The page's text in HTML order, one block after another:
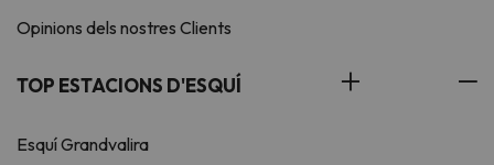
Opinions dels nostres Clients
TOP ESTACIONS D'ESQUÍ
Esquí Grandvalira